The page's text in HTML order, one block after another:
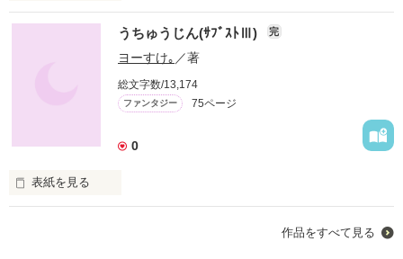
なんだかんだ言っている間に、いつの間にか完結しているとい
それでいいのか!?
というツッコミにも動じない厚顔無知な四面楚歌！
気になった方は、読むをクリック！
隊長の心の叫びが木霊する！
超官能的お引っ越し小説
近未来の社会で、クリーナー(掃除屋)の世界に身を置く青年
彼を待ち受ける仕事は？さらに……
うちゅうじん(ｻﾌﾞｽﾄⅢ) 完
ヨーすけ｡ ／著
総文字数/13,174
ファンタジー 75ページ
0
表紙を見る
作品をすべて見る